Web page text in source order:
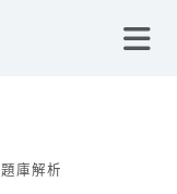
題庫解析